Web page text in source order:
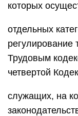
которых
отдельных
регулирование
Трудовым
четвертой
служащих, на